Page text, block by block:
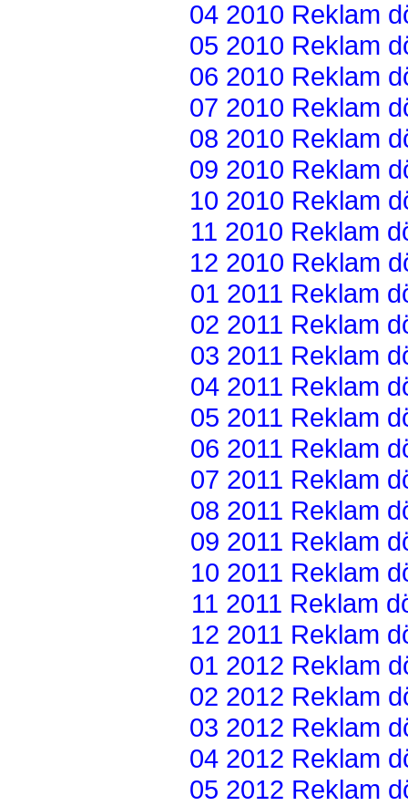
04 2010 Reklam
05 2010 Reklam
06 2010 Reklam
07 2010 Reklam
08 2010 Reklam
09 2010 Reklam
10 2010 Reklam
11 2010 Reklam
12 2010 Reklam
01 2011 Reklam
02 2011 Reklam
03 2011 Reklam
04 2011 Reklam
05 2011 Reklam
06 2011 Reklam
07 2011 Reklam
08 2011 Reklam
09 2011 Reklam
10 2011 Reklam
11 2011 Reklam
12 2011 Reklam
01 2012 Reklam
02 2012 Reklam
03 2012 Reklam
04 2012 Reklam
05 2012 Reklam